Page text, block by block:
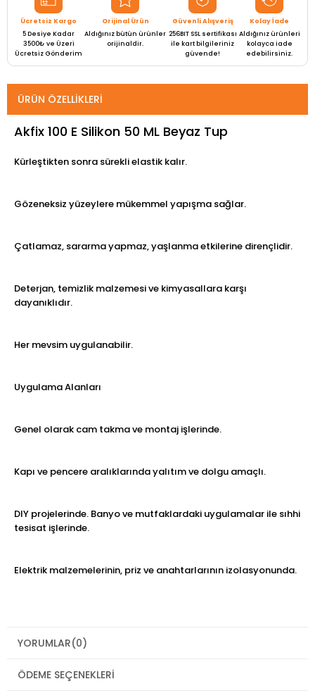
Ücretsiz Kargo
5 Desiye Kadar
3500₺ ve Üzeri
Ücretsiz Gönderim
Orijinal Ürün
Aldığınız bütün ürünler
orijinaldir.
Güvenli Alışveriş
256BIT SSL sertifikası
ile kart bilgileriniz
güvende!
Kolay İade
Aldığınız ürünleri
kolayca iade
edebilirsiniz.
ÜRÜN ÖZELLIKLERI
Akfix 100 E Silikon 50 ML Beyaz Tup
Kürleştikten sonra sürekli elastik kalır.
Gözeneksiz yüzeylere mükemmel yapışma sağlar.
Çatlamaz, sararma yapmaz, yaşlanma etkilerine dirençlidir.
Deterjan, temizlik malzemesi ve kimyasallara karşı
dayanıklıdır.
Her mevsim uygulanabilir.
Uygulama Alanları
Genel olarak cam takma ve montaj işlerinde.
Kapı ve pencere aralıklarında yalıtım ve dolgu amaçlı.
DIY projelerinde. Banyo ve mutfaklardaki uygulamalar ile sıhhi
tesisat işlerinde.
Elektrik malzemelerinin, priz ve anahtarlarının izolasyonunda.
YORUMLAR(0)
ÖDEME SEÇENEKLERI